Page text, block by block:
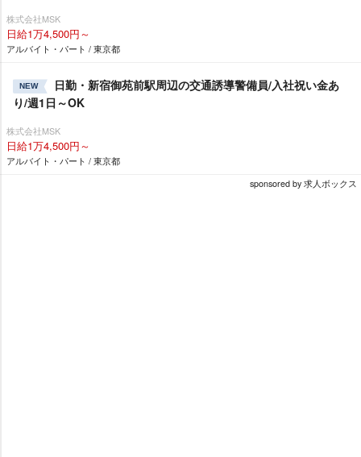
株式会社MSK
日給1万4,500円～
アルバイト・パート / 東京都
NEW
日勤・新宿御苑前駅周辺の交通誘導警備員/入社祝い金あ
り/週1日～OK
株式会社MSK
日給1万4,500円～
アルバイト・パート / 東京都
sponsored by 求人ボックス